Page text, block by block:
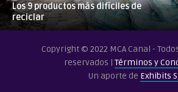
Los 9 productos más difíciles de
reciclar
Copyright © 2022 MCA Canal -
reservados | Términos y
Un aporte de Exhibits